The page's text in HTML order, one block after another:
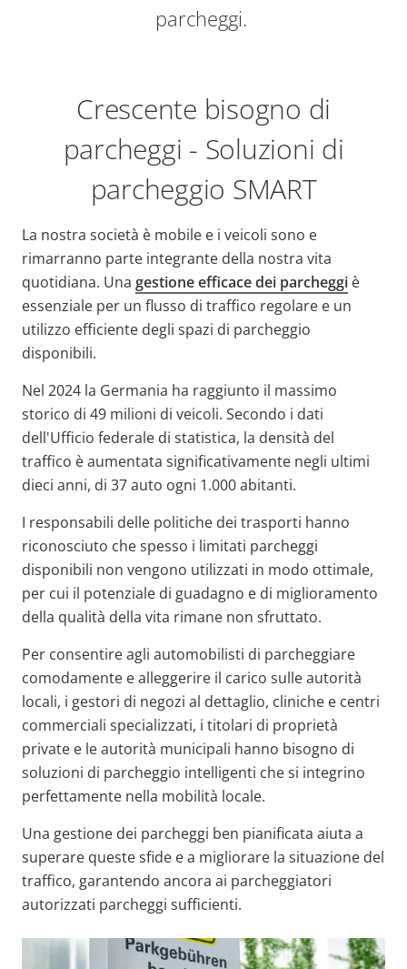
parcheggi.
Crescente bisogno di
parcheggi - Soluzioni di
parcheggio SMART
La nostra società è mobile e i veicoli sono e
rimarranno parte integrante della nostra vita
quotidiana. Una gestione efficace dei parcheggi è
essenziale per un flusso di traffico regolare e un
utilizzo efficiente degli spazi di parcheggio
disponibili.
Nel 2024 la Germania ha raggiunto il massimo
storico di 49 milioni di veicoli. Secondo i dati
dell'Ufficio federale di statistica, la densità del
traffico è aumentata significativamente negli ultimi
dieci anni, di 37 auto ogni 1.000 abitanti.
I responsabili delle politiche dei trasporti hanno
riconosciuto che spesso i limitati parcheggi
disponibili non vengono utilizzati in modo ottimale,
per cui il potenziale di guadagno e di miglioramento
della qualità della vita rimane non sfruttato.
Per consentire agli automobilisti di parcheggiare
comodamente e alleggerire il carico sulle autorità
locali, i gestori di negozi al dettaglio, cliniche e centri
commerciali specializzati, i titolari di proprietà
private e le autorità municipali hanno bisogno di
soluzioni di parcheggio intelligenti che si integrino
perfettamente nella mobilità locale.
Una gestione dei parcheggi ben pianificata aiuta a
superare queste sfide e a migliorare la situazione del
traffico, garantendo ancora ai parcheggiatori
autorizzati parcheggi sufficienti.